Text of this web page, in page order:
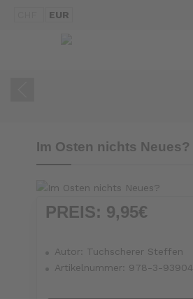
EUR
Im Osten nichts Neues?
PREIS: 9,95€
Autor: Tuchscherer Steffen
Artikelnummer: 978-3-